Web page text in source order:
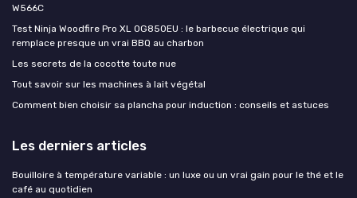
W566C
Test Ninja Woodfire Pro XL OG850EU : le barbecue électrique qui
remplace presque un vrai BBQ au charbon
Les secrets de la cocotte toute nue
Tout savoir sur les machines à lait végétal
Comment bien choisir sa plancha pour induction : conseils et astuces
Les derniers articles
Bouilloire à température variable : un luxe ou un vrai gain pour le thé et le
café au quotidien